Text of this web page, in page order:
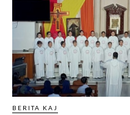
BERITA KAJ